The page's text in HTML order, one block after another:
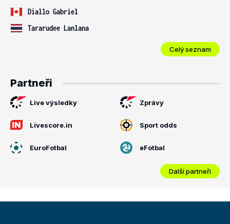
Diallo Gabriel
Tararudee Lanlana
Celý seznam
Partneři
Live výsledky Zprávy
Livescore.in Sport odds
EuroFotbal eFotbal
Další partneři